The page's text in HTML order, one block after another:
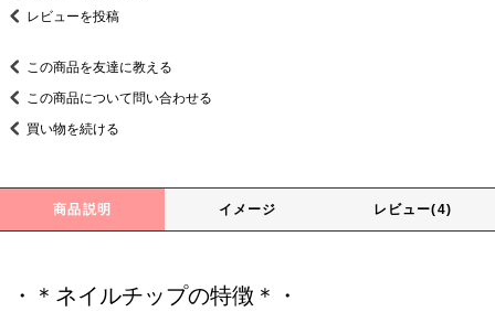
レビューを投稿
この商品を友達に教える
この商品について問い合わせる
買い物を続ける
商品説明 イメージ レビュー(4)
・＊ネイルチップの特徴＊・